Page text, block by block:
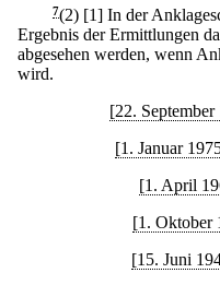
7(2) [1] In der
Ergebnis der Ermittlungen
abgesehen werden, wenn
wird.
[22.
[1. Januar
[1. April
[1. Oktober
[15. Juni